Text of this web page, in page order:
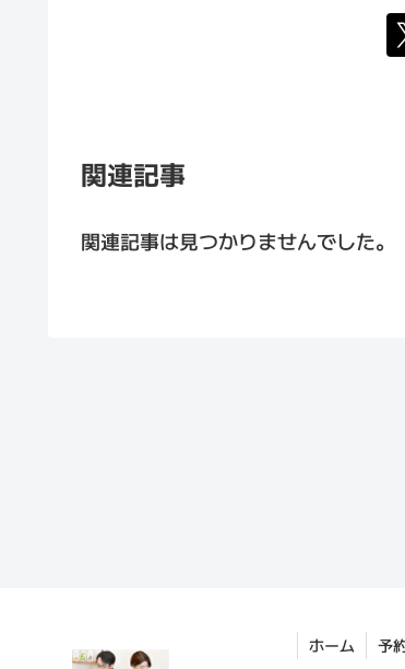
関連記事
関連記事は見つかりませんでした。
ホーム 予